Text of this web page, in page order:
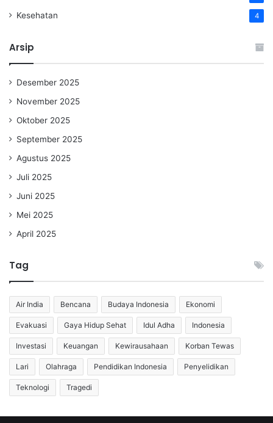
Kesehatan 4
Arsip
Desember 2025
November 2025
Oktober 2025
September 2025
Agustus 2025
Juli 2025
Juni 2025
Mei 2025
April 2025
Tag
Air India Bencana Budaya Indonesia Ekonomi
Evakuasi Gaya Hidup Sehat Idul Adha Indonesia
Investasi Keuangan Kewirausahaan Korban Tewas
Lari Olahraga Pendidikan Indonesia Penyelidikan
Teknologi Tragedi